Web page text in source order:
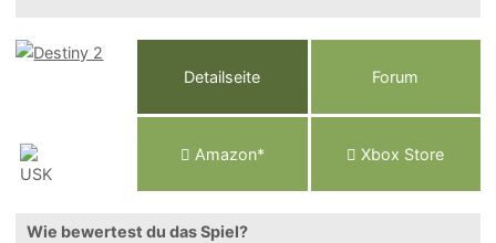
Detailseite Forum
Amazon* Xbox Store
Wie bewertest du das Spiel?